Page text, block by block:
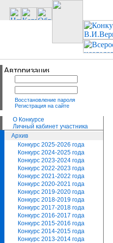
Восстановление пароля
Регистрация на сайте
О Конкурсе
Личный кабинет участника
Архив
Конкурс 2025-2026 года
Конкурс 2024-2025 года
Конкурс 2023-2024 года
Конкурс 2022-2023 года
Конкурс 2021-2022 года
Конкурс 2020-2021 года
Конкурс 2019-2020 года
Конкурс 2018-2019 года
Конкурс 2017-2018 года
Конкурс 2016-2017 года
Конкурс 2015-2016 года
Конкурс 2014-2015 года
Конкурс 2013-2014 года